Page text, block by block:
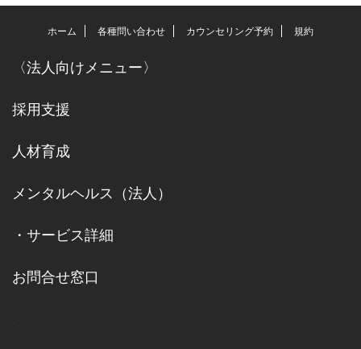
ホーム 各種問い合わせ カウンセリング予約 規約
〈法人向けメニュー〉
採用支援
人材育成
メンタルヘルス（法人）
・ サービス詳細
お問合せ窓口